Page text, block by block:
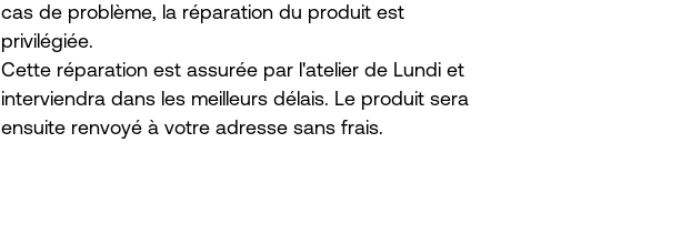
cas de problème, la réparation du produit est
privilégiée.
Cette réparation est assurée par l'atelier de Lundi et
interviendra dans les meilleurs délais. Le produit sera
ensuite renvoyé à votre adresse sans frais.